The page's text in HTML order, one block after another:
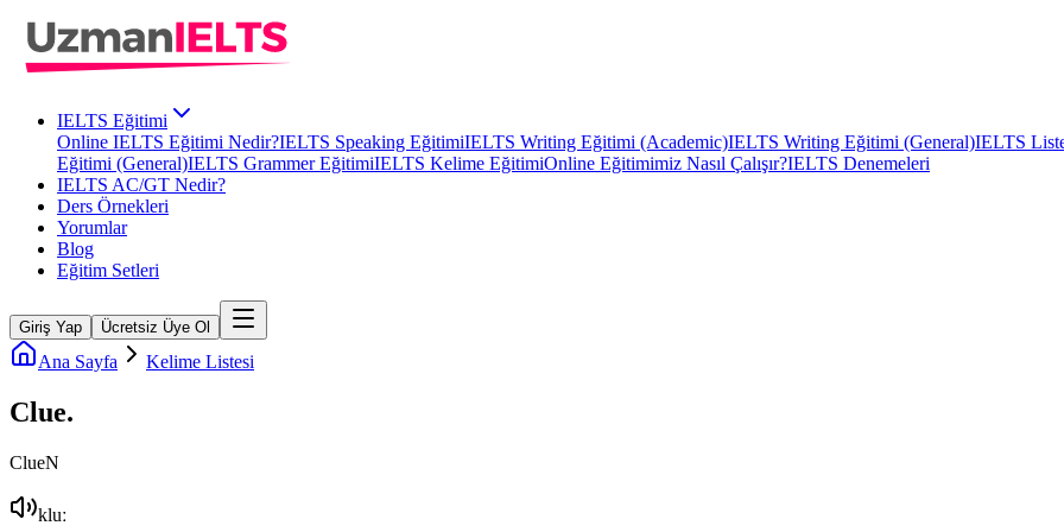
IELTS Eğitimi
Online IELTS Eğitimi Nedir?IELTS Speaking EğitimiIELTS Writing Eğitimi (Academic)IELTS Writing Eğitimi (General)IELTS
Eğitimi (General)IELTS Grammer EğitimiIELTS Kelime EğitimiOnline Eğitimimiz Nasıl Çalışır?IELTS Denemeleri
IELTS AC/GT Nedir?
Ders Örnekleri
Yorumlar
Blog
Eğitim Setleri
Giriş Yap Ücretsiz Üye Ol
Ana Sayfa Kelime Listesi
Clue.
ClueN
kluː